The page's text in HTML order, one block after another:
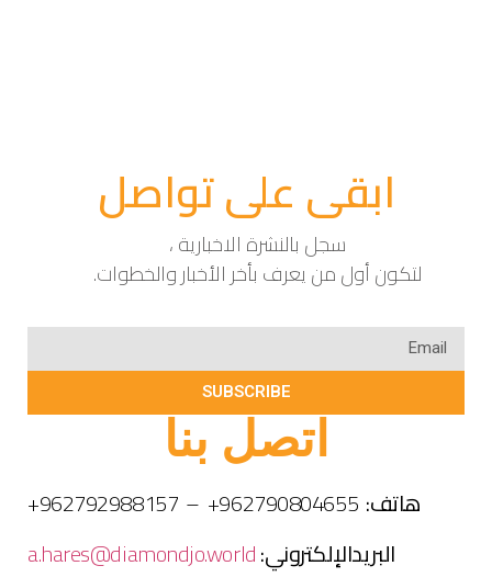
ابقى على تواصل
سجل بالنشرة الاخبارية ،
لتكون أول من يعرف بأخر الأخبار والخطوات.
SUBSCRIBE
اتصل بنا
هاتف: 962790804655+ – 962792988157+
البريدالإلكتروني:a.hares@diamondjo.world